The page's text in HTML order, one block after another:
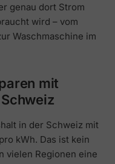
genau dort Strom
wird – vom
Waschmaschine im
mit
in der Schweiz mit
kWh. Das ist kein
vielen Regionen eine